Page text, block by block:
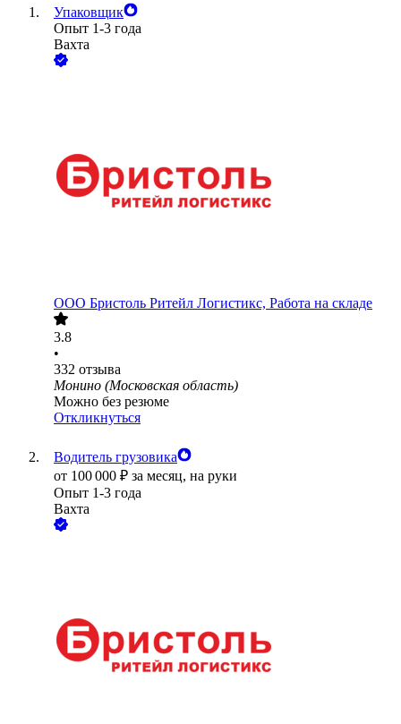
Упаковщик
Опыт 1-3 года
Вахта
ООО Бристоль Ритейл Логистикс, Работа на складе
3.8
•
332 отзыва
Монино (Московская область)
Можно без резюме
Откликнуться
Водитель грузовика
от 100 000 ₽ за месяц, на руки
Опыт 1-3 года
Вахта